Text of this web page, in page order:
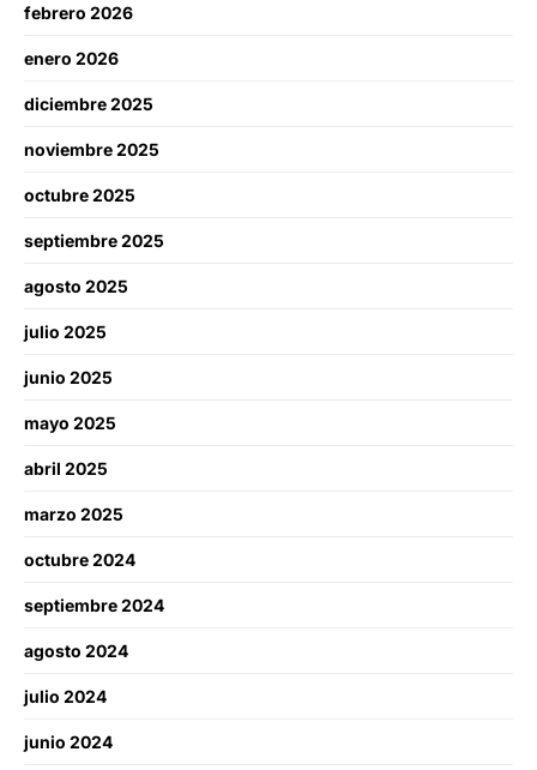
febrero 2026
enero 2026
diciembre 2025
noviembre 2025
octubre 2025
septiembre 2025
agosto 2025
julio 2025
junio 2025
mayo 2025
abril 2025
marzo 2025
octubre 2024
septiembre 2024
agosto 2024
julio 2024
junio 2024